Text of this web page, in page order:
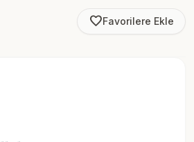
favorite_borderFavorilere Ekle